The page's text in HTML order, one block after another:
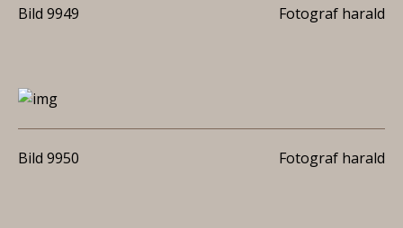
Bild 9949 Fotograf harald
Bild 9950 Fotograf harald